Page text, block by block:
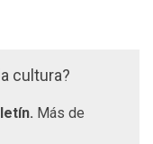
cultura?
Más de